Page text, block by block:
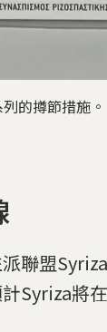
的撙節措施。
聯盟
Syriza將